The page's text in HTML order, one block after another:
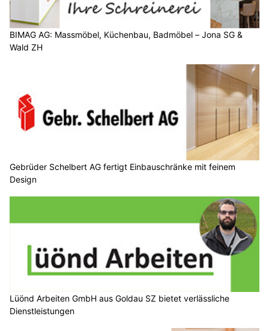
BIMAG AG: Massmöbel, Küchenbau, Badmöbel – Jona SG &
Wald ZH
Gebrüder Schelbert AG fertigt Einbauschränke mit feinem
Design
Lüönd Arbeiten GmbH aus Goldau SZ bietet verlässliche
Dienstleistungen